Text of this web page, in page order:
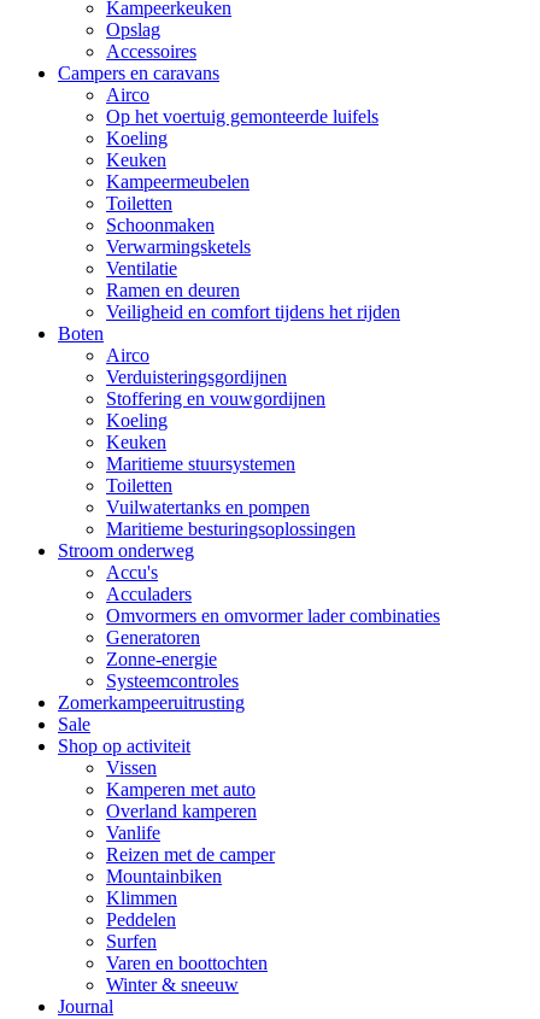
Kampeerkeuken
Opslag
Accessoires
Campers en caravans
Airco
Op het voertuig gemonteerde luifels
Koeling
Keuken
Kampeermeubelen
Toiletten
Schoonmaken
Verwarmingsketels
Ventilatie
Ramen en deuren
Veiligheid en comfort tijdens het rijden
Boten
Airco
Verduisteringsgordijnen
Stoffering en vouwgordijnen
Koeling
Keuken
Maritieme stuursystemen
Toiletten
Vuilwatertanks en pompen
Maritieme besturingsoplossingen
Stroom onderweg
Accu's
Acculaders
Omvormers en omvormer lader combinaties
Generatoren
Zonne-energie
Systeemcontroles
Zomerkampeeruitrusting
Sale
Shop op activiteit
Vissen
Kamperen met auto
Overland kamperen
Vanlife
Reizen met de camper
Mountainbiken
Klimmen
Peddelen
Surfen
Varen en boottochten
Winter & sneeuw
Journal